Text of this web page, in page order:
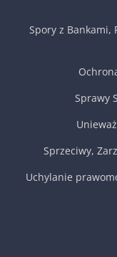
Spory z Bankami,
Sprawy
Sprzeciwy,
Uchylanie